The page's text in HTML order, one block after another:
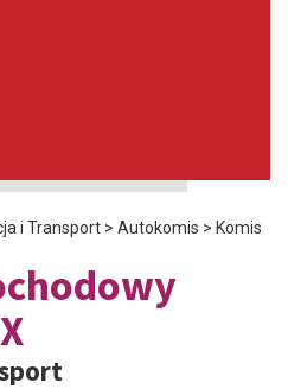
i Transport > Autokomis > Komis